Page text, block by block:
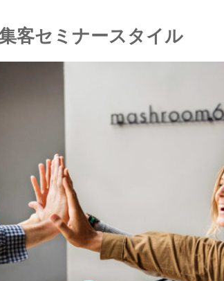
客セミナースタイル